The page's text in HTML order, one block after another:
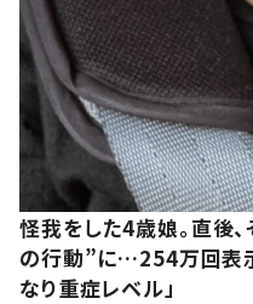
怪我をした4歳娘。直後
の行動”に…254万回表示
なり重症レベル」